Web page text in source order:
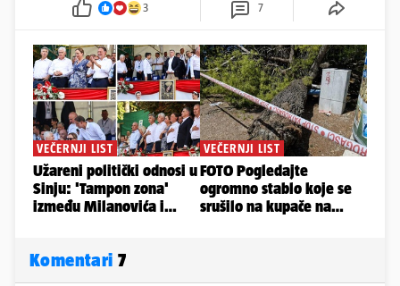
3 7
Komentari 7